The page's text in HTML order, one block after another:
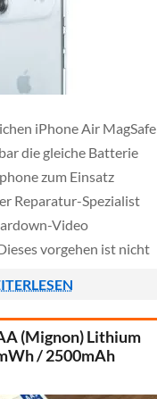
iPhone Air MagSafe
die gleiche Batterie
zum Einsatz
Reparatur-Spezialist
Video
vorgehen ist nicht
hohe Stückzahlen
produzieren, sodass
in einem anderen
(Mignon) Lithium
/ 2500mAh